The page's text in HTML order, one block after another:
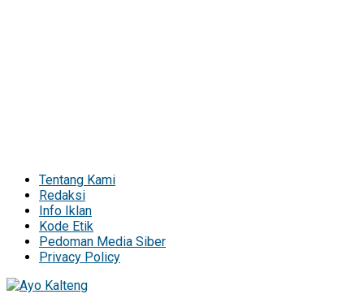
Tentang Kami
Redaksi
Info Iklan
Kode Etik
Pedoman Media Siber
Privacy Policy